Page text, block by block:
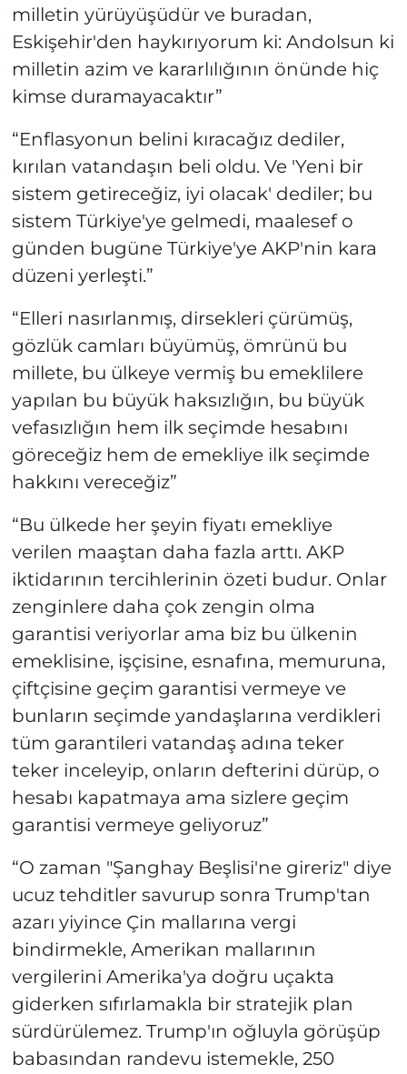
milletin yürüyüşüdür ve buradan,
Eskişehir'den haykırıyorum ki: Andolsun ki
milletin azim ve kararlılığının önünde hiç
kimse duramayacaktır”
“Enflasyonun belini kıracağız dediler,
kırılan vatandaşın beli oldu. Ve 'Yeni bir
sistem getireceğiz, iyi olacak' dediler; bu
sistem Türkiye'ye gelmedi, maalesef o
günden bugüne Türkiye'ye AKP'nin kara
düzeni yerleşti.”
“Elleri nasırlanmış, dirsekleri çürümüş,
gözlük camları büyümüş, ömrünü bu
millete, bu ülkeye vermiş bu emeklilere
yapılan bu büyük haksızlığın, bu büyük
vefasızlığın hem ilk seçimde hesabını
göreceğiz hem de emekliye ilk seçimde
hakkını vereceğiz”
“Bu ülkede her şeyin fiyatı emekliye
verilen maaştan daha fazla arttı. AKP
iktidarının tercihlerinin özeti budur. Onlar
zenginlere daha çok zengin olma
garantisi veriyorlar ama biz bu ülkenin
emeklisine, işçisine, esnafına, memuruna,
çiftçisine geçim garantisi vermeye ve
bunların seçimde yandaşlarına verdikleri
tüm garantileri vatandaş adına teker
teker inceleyip, onların defterini dürüp, o
hesabı kapatmaya ama sizlere geçim
garantisi vermeye geliyoruz”
“O zaman "Şanghay Beşlisi'ne gireriz" diye
ucuz tehditler savurup sonra Trump'tan
azarı yiyince Çin mallarına vergi
bindirmekle, Amerikan mallarının
vergilerini Amerika'ya doğru uçakta
giderken sıfırlamakla bir stratejik plan
sürdürülemez. Trump'ın oğluyla görüşüp
babasından randevu istemekle, 250